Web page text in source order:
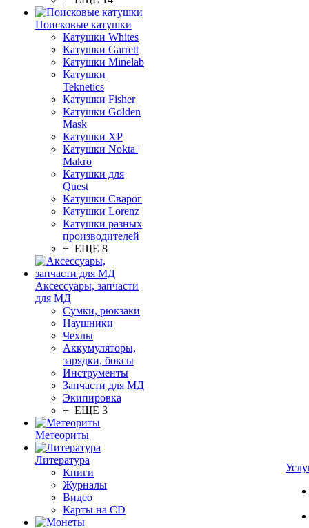
Поисковые катушки
Катушки Whites
Катушки Garrett
Катушки Minelab
Катушки
Teknetics
Катушки Fisher
Катушки Golden
Mask
Катушки XP
Катушки Nokta |
Makro
Катушки для
Quest
Катушки Сварог
Катушки Lorenz
Катушки разных
производителей
+ ЕЩЕ 8
Аксессуары, запчасти
для МД
Сумки, рюкзаки
Наушники
Чехлы
Аккумуляторы,
зарядки, боксы
Инструменты
Запчасти для МД
Экипировка
+ ЕЩЕ 3
Метеориты
Литература
Книги
Журналы
Видео
Карты на CD